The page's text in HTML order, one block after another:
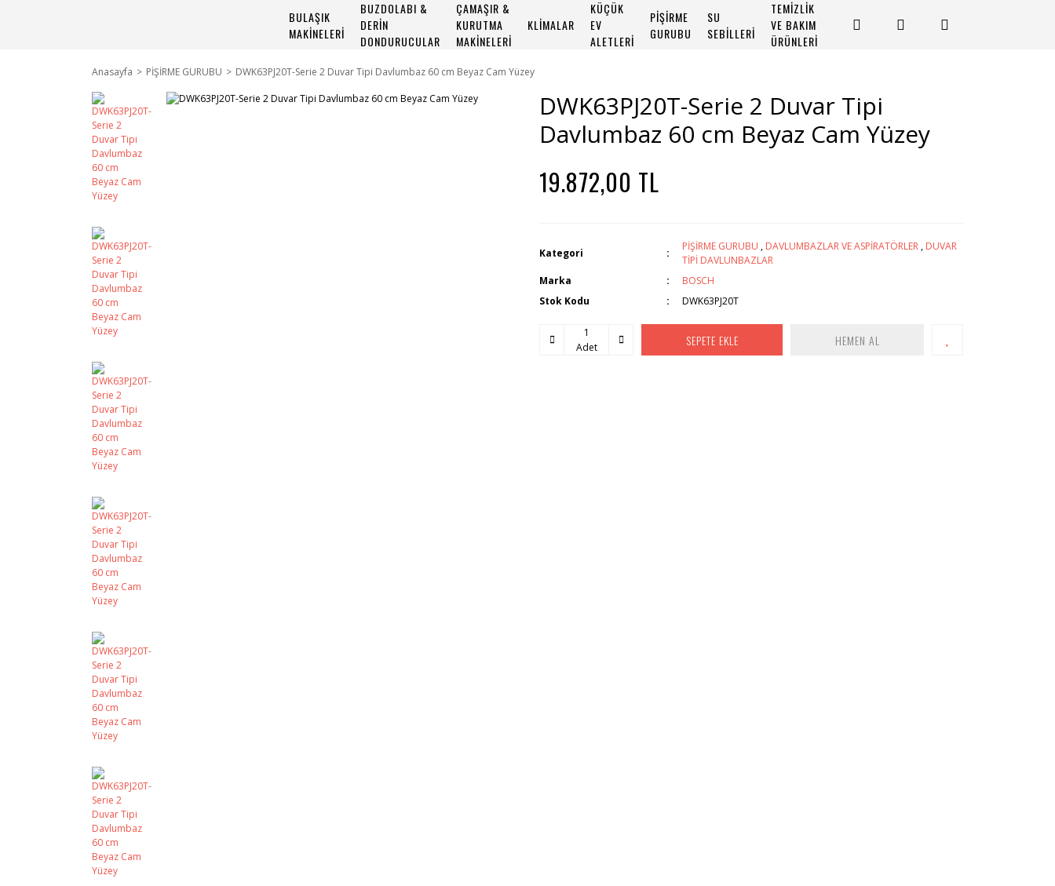
BULAŞIK
MAKİNELERİ
BUZDOLABI &
DERİN
DONDURUCULAR
ÇAMAŞIR &
KURUTMA
MAKİNELERİ
KLİMALAR
KÜÇÜK
EV
ALETLERİ
PİŞİRME
GURUBU
SU
SEBİLLERİ
TEMİZLİK
VE BAKIM
ÜRÜNLERİ
Anasayfa PİŞİRME GURUBU DWK63PJ20T-Serie 2 Duvar Tipi Davlumbaz 60 cm Beyaz Cam Yüzey
DWK63PJ20T-Serie 2 Duvar Tipi
Davlumbaz 60 cm Beyaz Cam Yüzey
19.872,00 TL
Kategori
PİŞİRME GURUBU , DAVLUMBAZLAR VE ASPİRATÖRLER , DUVAR
TİPİ DAVLUNBAZLAR
Marka
BOSCH
Stok Kodu
DWK63PJ20T
Adet SEPETE EKLE HEMEN AL